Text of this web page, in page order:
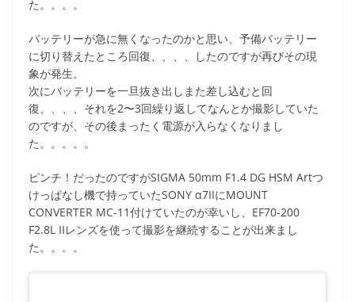
た。。。。
バッテリーが急に無くなったのかと思い、予備バッテリー
に切り替えたところ回復、、、、したのですが再びその現
象が発生。
次にバッテリーを一旦抜き出しまた差し込むと回
復、、、、それを2〜3回繰り返してなんとか撮影していた
のですが、その後まったく電源が入らなくなりまし
た。。。。。
ピンチ！だったのですがSIGMA 50mm F1.4 DG HSM Artつ
けっぱなし機で持っていたSONY α7IIにMOUNT
CONVERTER MC-11付けていたのが幸いし、EF70-200
F2.8L IIレンズを使って撮影を継続することが出来まし
た。。。。